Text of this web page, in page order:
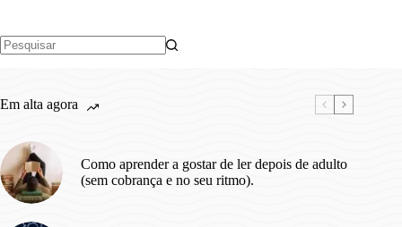
Em alta agora
Como aprender a gostar de ler depois de adulto
(sem cobrança e no seu ritmo).